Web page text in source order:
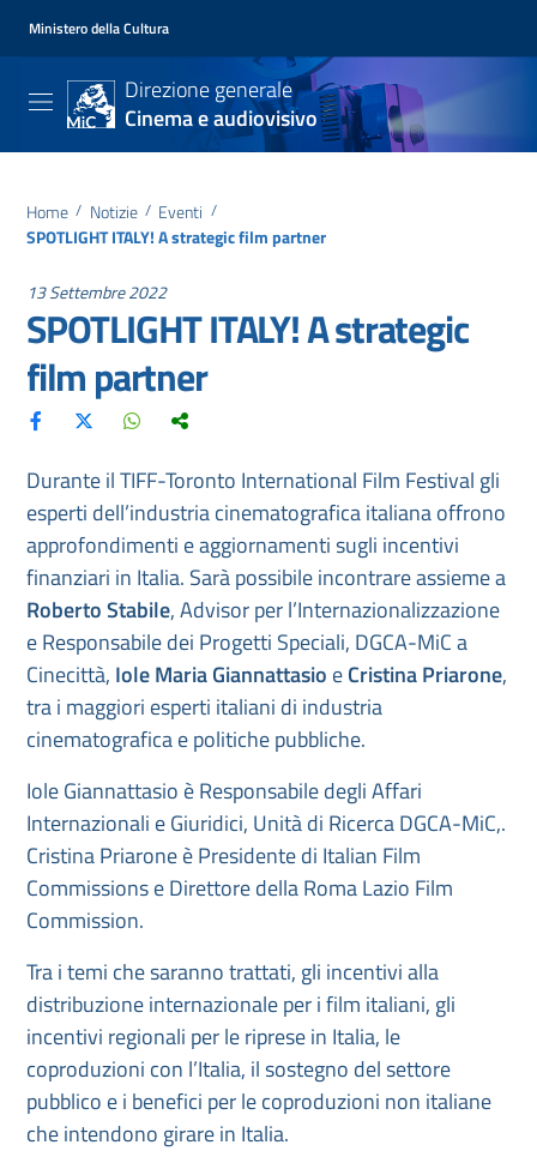
Ministero della Cultura
Direzione generale
Cinema e audiovisivo
Home / Notizie / Eventi /
SPOTLIGHT ITALY! A strategic film partner
13 Settembre 2022
SPOTLIGHT ITALY! A strategic
film partner
Durante il TIFF-Toronto International Film Festival gli
esperti dell’industria cinematografica italiana offrono
approfondimenti e aggiornamenti sugli incentivi
finanziari in Italia. Sarà possibile incontrare assieme a
Roberto Stabile, Advisor per l’Internazionalizzazione
e Responsabile dei Progetti Speciali, DGCA-MiC a
Cinecittà, Iole Maria Giannattasio eCristina Priarone,
tra i maggiori esperti italiani di industria
cinematografica e politiche pubbliche.
Iole Giannattasio è Responsabile degli Affari
Internazionali e Giuridici, Unità di Ricerca DGCA-MiC,.
Cristina Priarone è Presidente di Italian Film
Commissions e Direttore della Roma Lazio Film
Commission.
Tra i temi che saranno trattati, gli incentivi alla
distribuzione internazionale per i film italiani, gli
incentivi regionali per le riprese in Italia, le
coproduzioni con l’Italia, il sostegno del settore
pubblico e i benefici per le coproduzioni non italiane
che intendono girare in Italia.